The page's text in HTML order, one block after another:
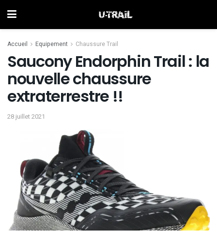
Accueil Equipement Chaussure Trail
Saucony Endorphin Trail : la
nouvelle chaussure
extraterrestre !!
28 juillet 2021